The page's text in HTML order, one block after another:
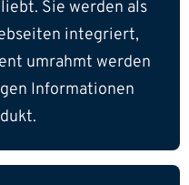
Sie werden als
integriert,
umrahmt werden
Informationen